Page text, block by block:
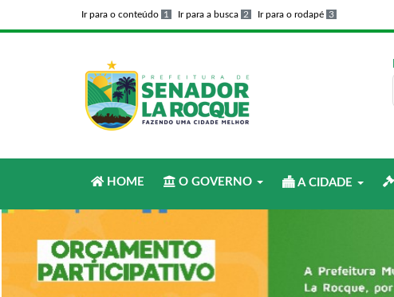
Ir para o conteúdo 1 Ir para a busca 2 Ir para o rodapé 3
HOME O GOVERNO A CIDADE